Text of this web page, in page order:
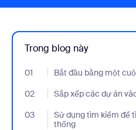
Trong blog này
01 Bắt đầu bằng một
- Jumplink to Bắt đầu bằng
02
Sắp xếp các dự án
- Jumplink to Sắp xếp các dự
03
Sử dụng tìm kiếm để
thống
- Jumplink to Sử dụng tìm